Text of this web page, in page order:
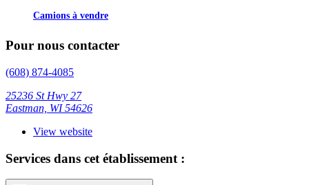
Camions à vendre
Pour nous contacter
(608) 874-4085
25236 St Hwy 27
Eastman, WI 54626
View website
Services dans cet établissement :